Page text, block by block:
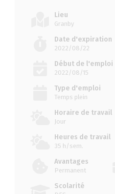
Lieu
Granby
Date d'expiration
2022/08/22
Début de l'emploi
2022/08/15
Type d'emploi
Temps plein
Horaire de travail
Jour
Heures de travail
35 h/sem.
Avantages
Permanent
Scolarité